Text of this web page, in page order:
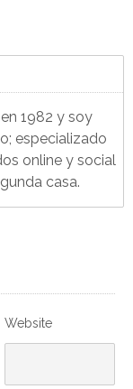
1982 y soy
especializado
online y social
casa.
Website